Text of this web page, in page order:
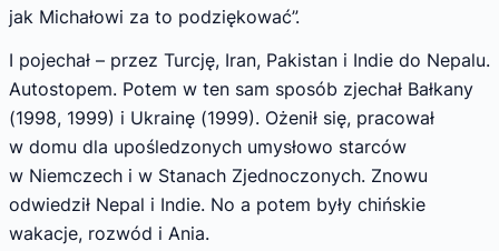
jak Michałowi za to podziękować”.
I pojechał – przez Turcję, Iran, Pakistan i Indie do Nepalu.
Autostopem. Potem w ten sam sposób zjechał Bałkany
(1998, 1999) i Ukrainę (1999). Ożenił się, pracował
w domu dla upośledzonych umysłowo starców
w Niemczech i w Stanach Zjednoczonych. Znowu
odwiedził Nepal i Indie. No a potem były chińskie
wakacje, rozwód i Ania.